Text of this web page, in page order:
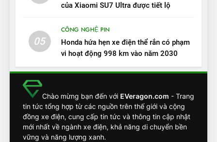
VinFast VF7 – Mẫu xe cá
ĐÁNH GIÁ XE
Chuyên gia tiết lộ bài test
đối về an toàn trên VinFast
VF8
ĐÁNH GIÁ XE
14
VinFast VF7 đang bỏ xa
của Xiaomi SU7 Ultra được tiết lộ
05
CÔNG NGHỆ PIN
Honda hứa hẹn xe điện thể rắn có phạm
vi hoạt động 998 km vào năm 2030
Chào mừng bạn đến với EVeragon.com - Trang
tin tức tổng hợp từ các nguồn trên thế giới và cộng
đồng xe điện, cung cấp tin tức và thông tin cập nhật
mới nhất về ngành xe điện, khả năng di chuyển bền
vững và năng lượng xanh.